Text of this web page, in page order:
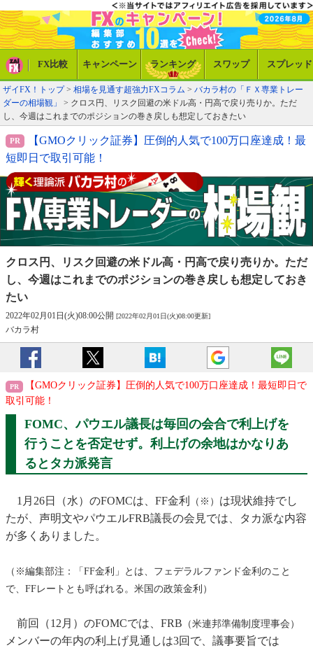
FX比較 キャンペーン ランキング スワップ スプレッド
ザイFX！トップ> 相場を見通す超強力FXコラム > バカラ村の「ＦＸ専業トレー
ダーの相場観」
> クロス円、リスク回避の米ドル高・円高で戻り売りか。ただ
し、今週はこれまでのポジションの巻き戻しも想定しておきたい
【GMOクリック証券】圧倒的人気で100万口座達成！最
短即日で取引可能！
クロス円、リスク回避の米ドル高・円高で戻り売りか。ただ
し、今週はこれまでのポジションの巻き戻しも想定しておき
たい
2022年02月01日(火)08:00公開 [2022年02月01日(火)08:00更新]
バカラ村
【GMOクリック証券】圧倒的人気で100万口座達成！最短即日で
取引可能！
FOMC、パウエル議長は毎回の会合で利上げを
行うことを否定せず。利上げの余地はかなりあ
るとタカ派発言
1月26日（水）のFOMCは、FF金利 （※） は現状維持でし
たが、声明文やパウエルFRB議長の会見では、タカ派な内容
が多くありました。
（※編集部注：「FF金利」とは、フェデラルファンド金利のこと
で、FFレートとも呼ばれる。米国の政策金利）
前回（12月）のFOMCでは、FRB （米連邦準備制度理事会）
メンバーの年内の利上げ見通しは3回で、議事要旨では